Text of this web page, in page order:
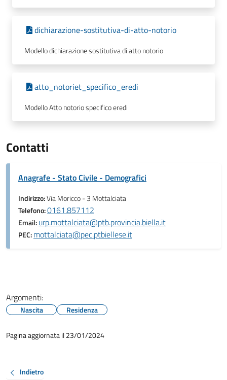
dichiarazione-sostitutiva-di-atto-notorio
Modello dichiarazione sostitutiva di atto notorio
atto_notoriet_specifico_eredi
Modello Atto notorio specifico eredi
Contatti
Anagrafe - Stato Civile - Demografici
Indirizzo:Via Moricco - 3 Mottalciata
Telefono:0161.857112
Email:urp.mottalciata@ptb.provincia.biella.it
PEC:mottalciata@pec.ptbiellese.it
Argomenti:
Nascita Residenza
Pagina aggiornata il 23/01/2024
Indietro